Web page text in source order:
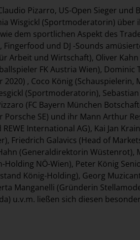
Pizarro, US-Open Sieger und
Wisgickl (Sportmoderatorin) über
dem sportlichen Aspekt des
und DJ -Sounds
Arbeit und Wirtschaft), Oliver Kahn
FK Austria Wien), Dominic
2020) , Coco König (Schauspielerin,
(Sportmoderatorin),
(FC Bayern München
SE) und ihr Mann Arthur
International AG), Kai Jan
Friedrich Galavics (Head of
(Generaldirektorin Wüstenrot),
NÖ-Wien), Peter König
König-Holding), Georg
Manganelli (Gründerin
u.v.m. ließen sich diesen